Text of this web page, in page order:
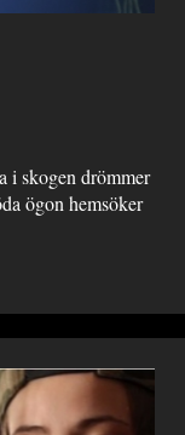
i skogen drömmer
ögon hemsöker